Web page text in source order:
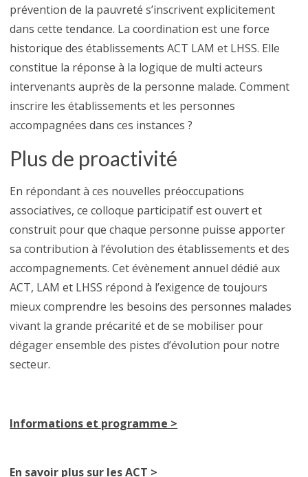
prévention de la pauvreté s’inscrivent explicitement
dans cette tendance. La coordination est une force
historique des établissements ACT LAM et LHSS. Elle
constitue la réponse à la logique de multi acteurs
intervenants auprès de la personne malade. Comment
inscrire les établissements et les personnes
accompagnées dans ces instances ?
Plus de proactivité
En répondant à ces nouvelles préoccupations
associatives, ce colloque participatif est ouvert et
construit pour que chaque personne puisse apporter
sa contribution à l’évolution des établissements et des
accompagnements. Cet évènement annuel dédié aux
ACT, LAM et LHSS répond à l’exigence de toujours
mieux comprendre les besoins des personnes malades
vivant la grande précarité et de se mobiliser pour
dégager ensemble des pistes d’évolution pour notre
secteur.
Informations et programme >
En savoir plus sur les ACT >